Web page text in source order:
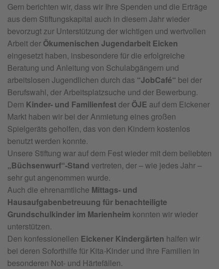
Gern berichten wir, dass wir Ihre Spenden und die Erträge
aus dem Stiftungskapital auch in diesem Jahr wieder
bevorzugt zur Unterstützung der wichtigen und wertvollen
Arbeit der Ökumenischen Jugendarbeit Eicken
eingesetzt haben, insbesondere für die erfolgreiche
Beratung und Anleitung von Schulabgängern und
arbeitslosen Jugendlichen durch das “JobCafé“ bei der
Berufswahl, der Arbeitsplatzsuche und der Bewerbung.
Dem Kinder- und Familienfestder ÖJE auf dem Eickener
Markt haben wir bei der Anmietung eines großen
Spielgeräts geholfen, das von den Kindern kostenlos
benutzt werden konnte.
Unsere Stiftung war auf dem Fest wieder mit dem beliebten
„Büchsenwurf“-Stand vertreten, der – wie jedes Jahr –
sehr gut angenommen wurde.
Auch die ehrenamtliche Mittags- und
Hausaufgabenbetreuung für benachteiligte
Grundschulkinder im Marienheim konnten wir wieder
unterstützen.
Den konfessionellen Eickener Kindergärten halfen wir
bei deren Soforthilfe für Kita-Kinder und ihre Familien in
besonderen Not- und Härtefällen.